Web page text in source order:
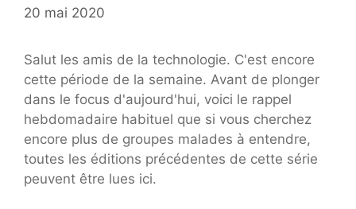
20 mai 2020
Salut les amis de la technologie. C'est encore
cette période de la semaine. Avant de plonger
dans le focus d'aujourd'hui, voici le rappel
hebdomadaire habituel que si vous cherchez
encore plus de groupes malades à entendre,
toutes les éditions précédentes de cette série
peuvent être lues ici.